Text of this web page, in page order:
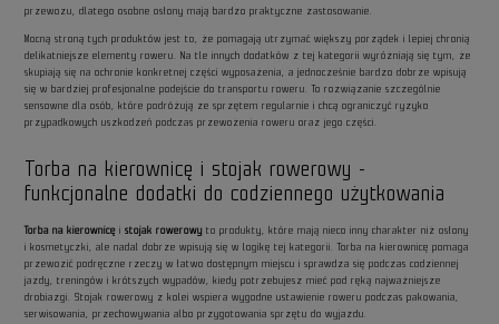
przewozu, dlatego osobne osłony mają bardzo praktyczne zastosowanie.
Mocną stroną tych produktów jest to, że pomagają utrzymać większy porządek i lepiej chronią
delikatniejsze elementy roweru. Na tle innych dodatków z tej kategorii wyróżniają się tym, że
skupiają się na ochronie konkretnej części wyposażenia, a jednocześnie bardzo dobrze wpisują
się w bardziej profesjonalne podejście do transportu roweru. To rozwiązanie szczególnie
sensowne dla osób, które podróżują ze sprzętem regularnie i chcą ograniczyć ryzyko
przypadkowych uszkodzeń podczas przewożenia roweru oraz jego części.
Torba na kierownicę i stojak rowerowy -
funkcjonalne dodatki do codziennego użytkowania
Torba na kierownicę istojak rowerowy to produkty, które mają nieco inny charakter niż osłony
i kosmetyczki, ale nadal dobrze wpisują się w logikę tej kategorii. Torba na kierownicę pomaga
przewozić podręczne rzeczy w łatwo dostępnym miejscu i sprawdza się podczas codziennej
jazdy, treningów i krótszych wypadów, kiedy potrzebujesz mieć pod ręką najważniejsze
drobiazgi. Stojak rowerowy z kolei wspiera wygodne ustawienie roweru podczas pakowania,
serwisowania, przechowywania albo przygotowania sprzętu do wyjazdu.